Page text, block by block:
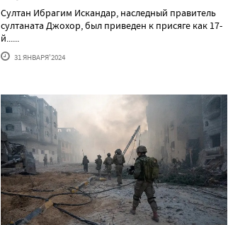
Султан Ибрагим Искандар, наследный правитель
султаната Джохор, был приведен к присяге как 17-
й......
31 ЯНВАРЯ'2024